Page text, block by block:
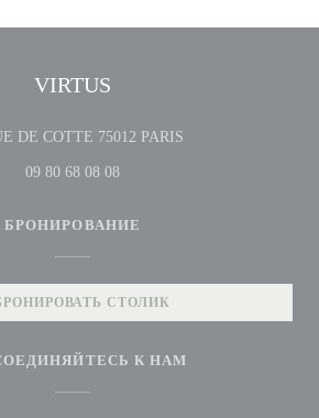
VIRTUS
DE COTTE 75012 PARIS((открывается в
09 80 68 08 08
БРОНИРОВАНИЕ
СТОЛИК
К НАМ